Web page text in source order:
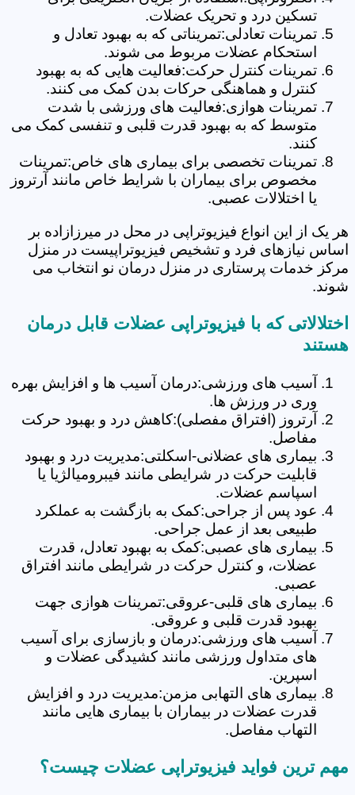
تسکین درد و تحریک عضلات.
تمرینات تعادلی:تمریناتی که به بهبود تعادل و
استحکام عضلات مربوط می شوند.
تمرینات کنترل حرکت:فعالیت هایی که به بهبود
کنترل و هماهنگی حرکات بدن کمک می کنند.
تمرینات هوازی:فعالیت های ورزشی با شدت
متوسط که به بهبود قدرت قلبی و تنفسی کمک می
کنند.
تمرینات تخصصی برای بیماری های خاص:تمرینات
مخصوص برای بیماران با شرایط خاص مانند آرتروز
یا اختلالات عصبی.
هر یک از این انواع فیزیوتراپی در محل در میرزازاده بر
اساس نیازهای فرد و تشخیص فیزیوتراپیست در منزل
مرکز خدمات پرستاری در منزل درمان نو انتخاب می
شوند.
اختلالاتی که با فیزیوتراپی عضلات قابل درمان
هستند
آسیب های ورزشی:درمان آسیب ها و افزایش بهره
وری در ورزش ها.
آرتروز (افتراق مفصلی):کاهش درد و بهبود حرکت
مفاصل.
بیماری های عضلانی-اسکلتی:مدیریت درد و بهبود
قابلیت حرکت در شرایطی مانند فیبرومیالژیا یا
اسپاسم عضلات.
عود پس از جراحی:کمک به بازگشت به عملکرد
طبیعی بعد از عمل جراحی.
بیماری های عصبی:کمک به بهبود تعادل، قدرت
عضلات، و کنترل حرکت در شرایطی مانند افتراق
عصبی.
بیماری های قلبی-عروقی:تمرینات هوازی جهت
بهبود قدرت قلبی و عروقی.
آسیب های ورزشی:درمان و بازسازی برای آسیب
های متداول ورزشی مانند کشیدگی عضلات و
اسپرین.
بیماری های التهابی مزمن:مدیریت درد و افزایش
قدرت عضلات در بیماران با بیماری هایی مانند
التهاب مفاصل.
مهم ترین فواید فیزیوتراپی عضلات چیست؟